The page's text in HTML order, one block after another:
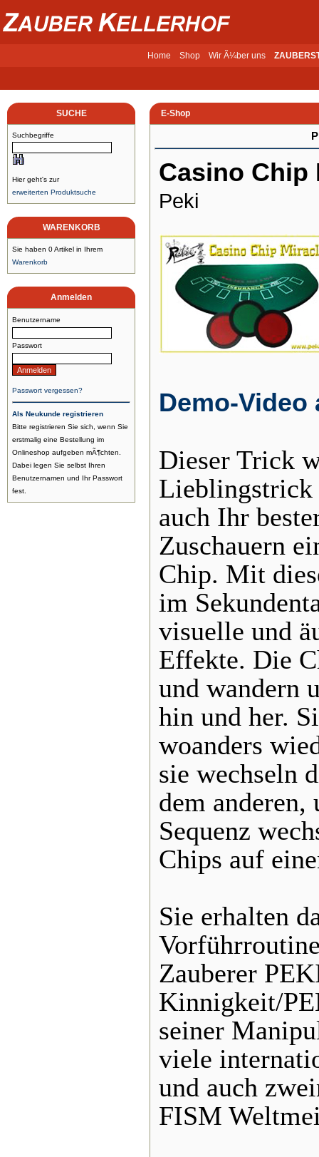
Home Shop Wir Ã¼ber uns
SUCHE
Suchbegriffe
Hier geht's zur
erweiterten Produktsuche
WARENKORB
Sie haben 0 Artikel in Ihrem
Warenkorb
Anmelden
Benutzername
Passwort
Passwort vergessen?
Als Neukunde registrieren
Bitte registrieren Sie sich, wenn Sie
erstmalig eine Bestellung im
Onlineshop aufgeben mÃ¶chten.
Dabei legen Sie selbst Ihren
Benutzernamen und Ihr Passwort
fest.
E-Shop
Casino Chip
Peki
Demo-Video
Dieser Trick
Lieblingstrick
auch Ihr
Zuschauern
Chip. Mit
im
visuelle und
Effekte. Die
und wandern
hin und her.
woanders
sie wechseln
dem
Sequenz
Chips auf
Sie erhalten
Zauberer
Kinnigkeit/
seiner
viele
und auch
FISM